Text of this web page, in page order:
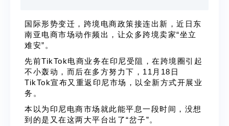
国际形势变迁，跨境电商政策接连出新，近日东
南亚电商市场动作频出，让众多跨境卖家“坐立
难安”。
先前TikTok电商业务在印尼受阻，在跨境圈引起
不小轰动，而后在多方努力下，11月18日
TikTok宣布又重返印尼市场，以全新方式开展业
务。
本以为印尼电商市场就此能平息一段时间，没想
到的是又在这两大平台出了“岔子”。